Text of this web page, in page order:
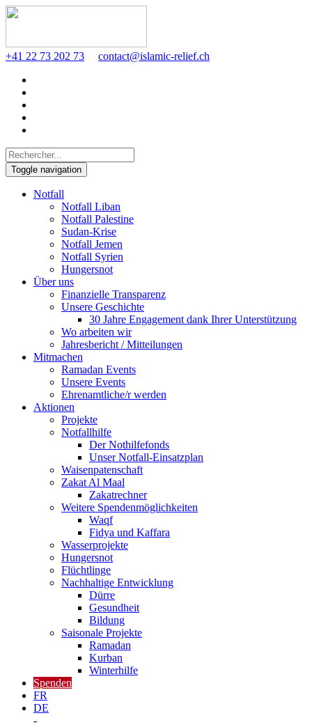
+41 22 73 202 73 contact@islamic-relief.ch
Toggle navigation
Notfall
Notfall Liban
Notfall Palestine
Sudan-Krise
Notfall Jemen
Notfall Syrien
Hungersnot
Über uns
Finanzielle Transparenz
Unsere Geschichte
30 Jahre Engagement dank Ihrer Unterstützung
Wo arbeiten wir
Jahresbericht / Mitteilungen
Mitmachen
Ramadan Events
Unsere Events
Ehrenamtliche/r werden
Aktionen
Projekte
Notfallhilfe
Der Nothilfefonds
Unser Notfall-Einsatzplan
Waisenpatenschaft
Zakat Al Maal
Zakatrechner
Weitere Spendenmöglichkeiten
Waqf
Fidya und Kaffara
Wasserprojekte
Hungersnot
Flüchtlinge
Nachhaltige Entwicklung
Dürre
Gesundheit
Bildung
Saisonale Projekte
Ramadan
Kurban
Winterhilfe
Spenden
FR
DE
-